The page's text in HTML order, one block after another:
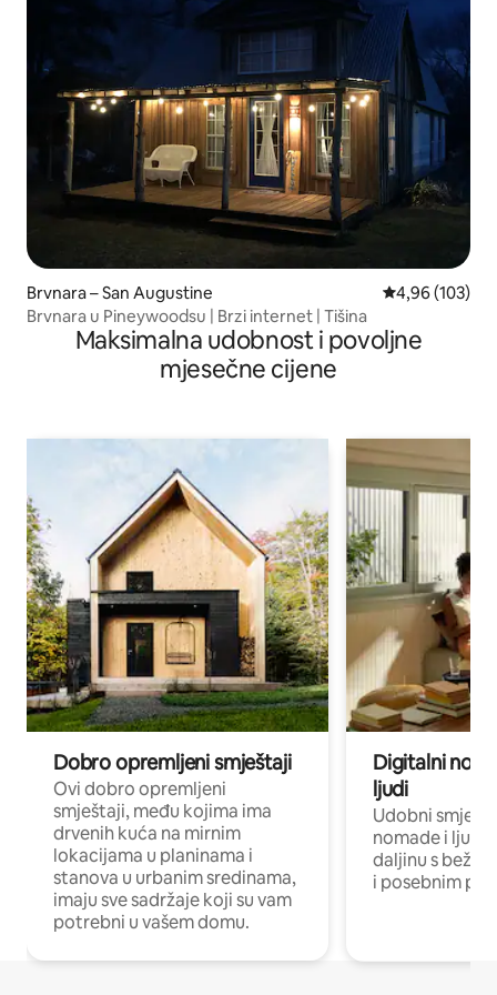
Brvnara – San Augustine Prosječna
4,96 (103)
Brvnara u Pineywoodsu | Brzi internet | Tišina
Maksimalna udobnost i povoljne
mjesečne cijene
Dobro opremljeni smještaji
Ovi dobro opremljeni
smještaji, među kojima ima
drvenih kuća na mirnim
lokacijama u planinama i
stanova u urbanim sredinama,
imaju sve sadržaje koji su vam
potrebni u vašem domu.
Digitalni
ljudi
Udobni
nomade i ljude
daljinu s
i posebnim